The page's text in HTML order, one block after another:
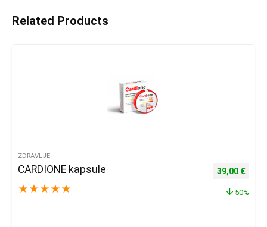
Related Products
ZDRAVLJE
CARDIONE kapsule
★ ★ ★ ★ ★
Izvorna
39,00 €
50%